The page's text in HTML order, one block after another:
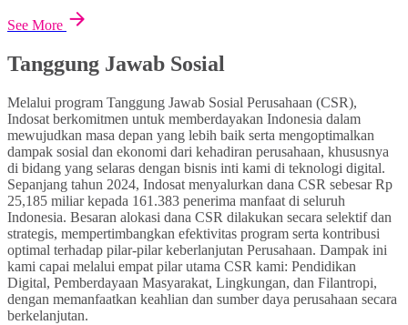
See More
Tanggung Jawab Sosial
Melalui program Tanggung Jawab Sosial Perusahaan (CSR),
Indosat berkomitmen untuk memberdayakan Indonesia dalam
mewujudkan masa depan yang lebih baik serta mengoptimalkan
dampak sosial dan ekonomi dari kehadiran perusahaan, khususnya
di bidang yang selaras dengan bisnis inti kami di teknologi digital.
Sepanjang tahun 2024, Indosat menyalurkan dana CSR sebesar Rp
25,185 miliar kepada 161.383 penerima manfaat di seluruh
Indonesia. Besaran alokasi dana CSR dilakukan secara selektif dan
strategis, mempertimbangkan efektivitas program serta kontribusi
optimal terhadap pilar-pilar keberlanjutan Perusahaan. Dampak ini
kami capai melalui empat pilar utama CSR kami: Pendidikan
Digital, Pemberdayaan Masyarakat, Lingkungan, dan Filantropi,
dengan memanfaatkan keahlian dan sumber daya perusahaan secara
berkelanjutan.